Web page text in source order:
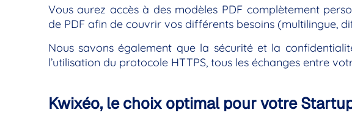
Vous aurez accès à des modèles PDF complètement
de PDF afin de couvrir vos différents besoins (multilingue,
Nous savons également que la sécurité et la
l’utilisation du protocole HTTPS, tous les échanges entre
Kwixéo, le choix optimal pour votre